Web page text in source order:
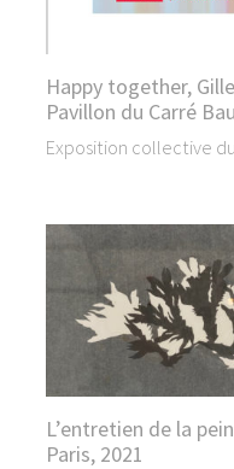
Happy together,
Pavillon du Carré
Exposition collective
L’entretien de la
Paris, 2021